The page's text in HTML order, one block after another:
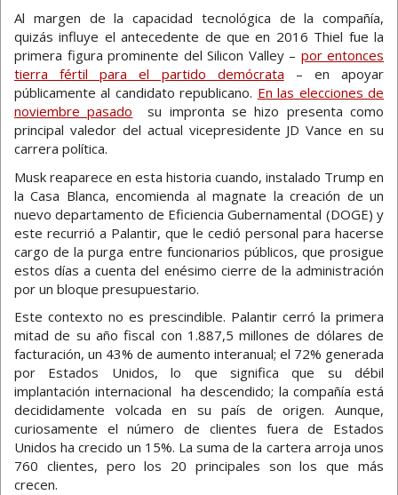
Al margen de la capacidad tecnológica de la compañía,
quizás influye el antecedente de que en 2016 Thiel fue la
primera figura prominente del Silicon Valley – por entonces
tierra fértil para el partido demócrata – en apoyar
públicamente al candidato republicano. En las elecciones de
noviembre pasado su impronta se hizo presenta como
principal valedor del actual vicepresidente JD Vance en su
carrera política.
Musk reaparece en esta historia cuando, instalado Trump en
la Casa Blanca, encomienda al magnate la creación de un
nuevo departamento de Eficiencia Gubernamental (DOGE) y
este recurrió a Palantir, que le cedió personal para hacerse
cargo de la purga entre funcionarios públicos, que prosigue
estos días a cuenta del enésimo cierre de la administración
por un bloque presupuestario.
Este contexto no es prescindible. Palantir cerró la primera
mitad de su año fiscal con 1.887,5 millones de dólares de
facturación, un 43% de aumento interanual; el 72% generada
por Estados Unidos, lo que significa que su débil
implantación internacional ha descendido; la compañía está
decididamente volcada en su país de origen. Aunque,
curiosamente el número de clientes fuera de Estados
Unidos ha crecido un 15%. La suma de la cartera arroja unos
760 clientes, pero los 20 principales son los que más
crecen.